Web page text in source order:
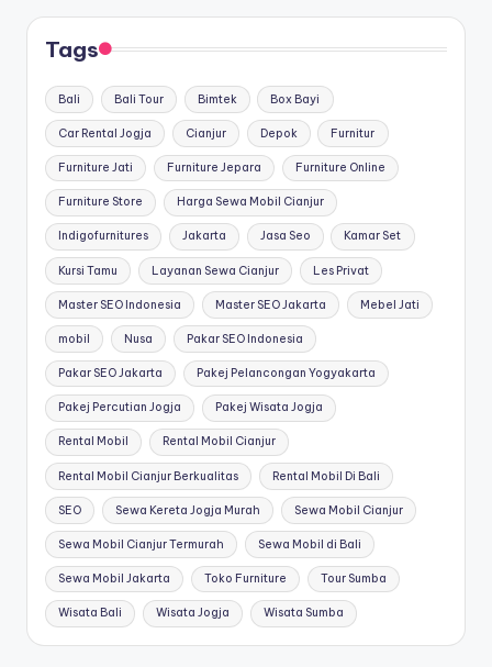
Tags
Bali Bali Tour Bimtek Box Bayi
Car Rental Jogja Cianjur Depok Furnitur
Furniture Jati Furniture Jepara Furniture Online
Furniture Store Harga Sewa Mobil Cianjur
Indigofurnitures Jakarta Jasa Seo Kamar Set
Kursi Tamu Layanan Sewa Cianjur Les Privat
Master SEO Indonesia Master SEO Jakarta Mebel Jati
mobil Nusa Pakar SEO Indonesia
Pakar SEO Jakarta Pakej Pelancongan Yogyakarta
Pakej Percutian Jogja Pakej Wisata Jogja
Rental Mobil Rental Mobil Cianjur
Rental Mobil Cianjur Berkualitas Rental Mobil Di Bali
SEO Sewa Kereta Jogja Murah Sewa Mobil Cianjur
Sewa Mobil Cianjur Termurah Sewa Mobil di Bali
Sewa Mobil Jakarta Toko Furniture Tour Sumba
Wisata Bali Wisata Jogja Wisata Sumba